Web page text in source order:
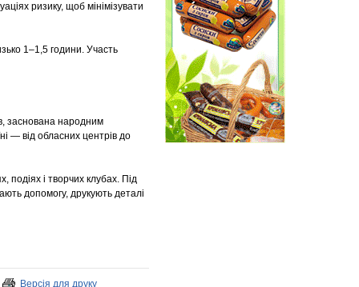
ризику, щоб мінімізувати
1–1,5 години. Участь
заснована народним
— від обласних центрів до
подіях і творчих клубах. Під
допомогу, друкують деталі
Версія для друку